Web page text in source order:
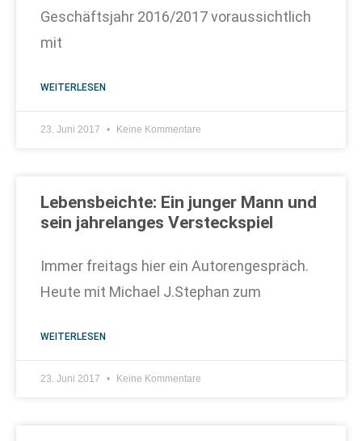
Geschäftsjahr 2016/2017 voraussichtlich
mit
WEITERLESEN
23. Juni 2017 Keine Kommentare
Lebensbeichte: Ein junger Mann und
sein jahrelanges Versteckspiel
Immer freitags hier ein Autorengespräch.
Heute mit Michael J.Stephan zum
WEITERLESEN
23. Juni 2017 Keine Kommentare